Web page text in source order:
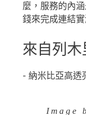
麼，服務的內
錢來完成連結實
來自列
- 納米比亞高透
Image